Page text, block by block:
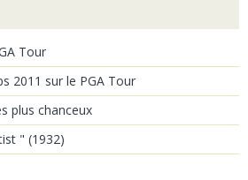
Tour
2011 sur le PGA Tour
plus chanceux
" (1932)